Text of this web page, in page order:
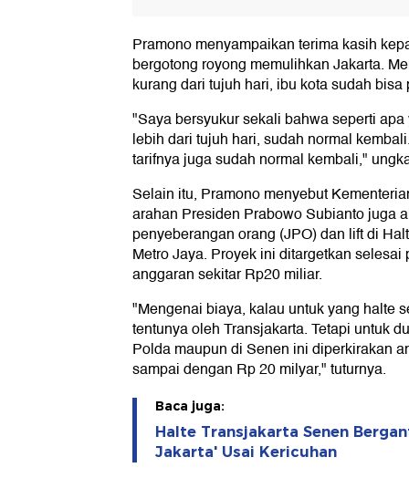
Pramono menyampaikan terima kasih
bergotong royong memulihkan Jakarta.
kurang dari tujuh hari, ibu kota sudah bisa
"Saya bersyukur sekali bahwa seperti
lebih dari tujuh hari, sudah normal
tarifnya juga sudah normal kembali,"
Selain itu, Pramono menyebut
arahan Presiden Prabowo Subianto juga
penyeberangan orang (JPO) dan lift di
Metro Jaya. Proyek ini ditargetkan
anggaran sekitar Rp20 miliar.
"Mengenai biaya, kalau untuk yang halte
tentunya oleh Transjakarta. Tetapi untuk
Polda maupun di Senen ini diperkirakan
sampai dengan Rp 20 milyar," tuturnya.
Baca juga:
Halte Transjakarta Senen
Jakarta' Usai Kericuhan